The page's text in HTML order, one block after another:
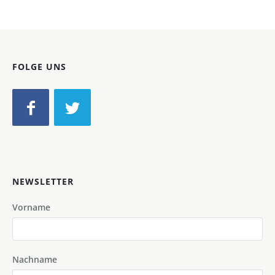
FOLGE UNS
NEWSLETTER
Vorname
Nachname